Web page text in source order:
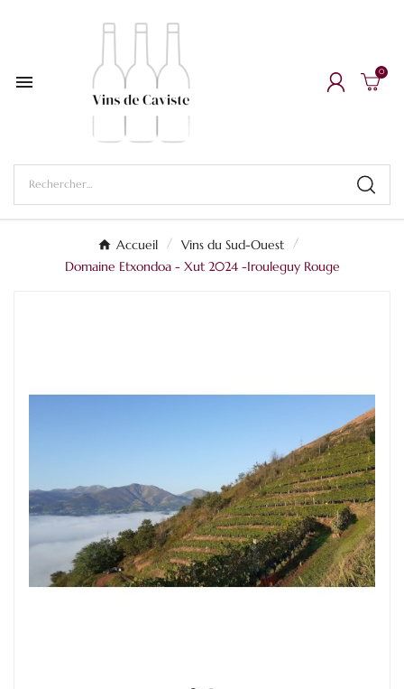
 0
Accueil
Vins du Sud-Ouest
Domaine Etxondoa - Xut 2024 -Irouleguy Rouge